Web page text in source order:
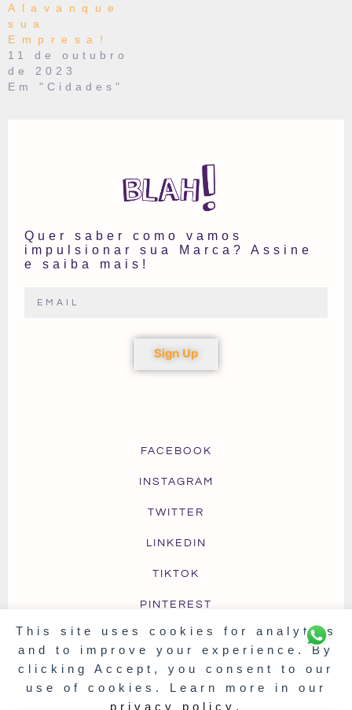
This site uses cookies for analytics
and to improve your experience. By
clicking Accept, you consent to our
use of cookies. Learn more in our
privacy policy .
Alavanque
sua
Empresa!
11 de outubro
de 2023
Em "Cidades"
Quer saber como vamos
impulsionar sua Marca? Assine
e saiba mais!
Sign Up
FACEBOOK
INSTAGRAM
TWITTER
LINKEDIN
TIKTOK
PINTEREST
SHIPPING & DELIVERY